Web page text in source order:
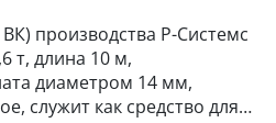
производства Р-Системс
т, длина 10 м,
диаметром 14 мм,
служит как средство для